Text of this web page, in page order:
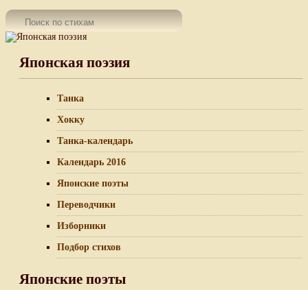
Японская поэзия
Танка
Хокку
Танка-календарь
Календарь 2016
Японские поэты
Переводчики
Изборники
Подбор стихов
Японские поэты